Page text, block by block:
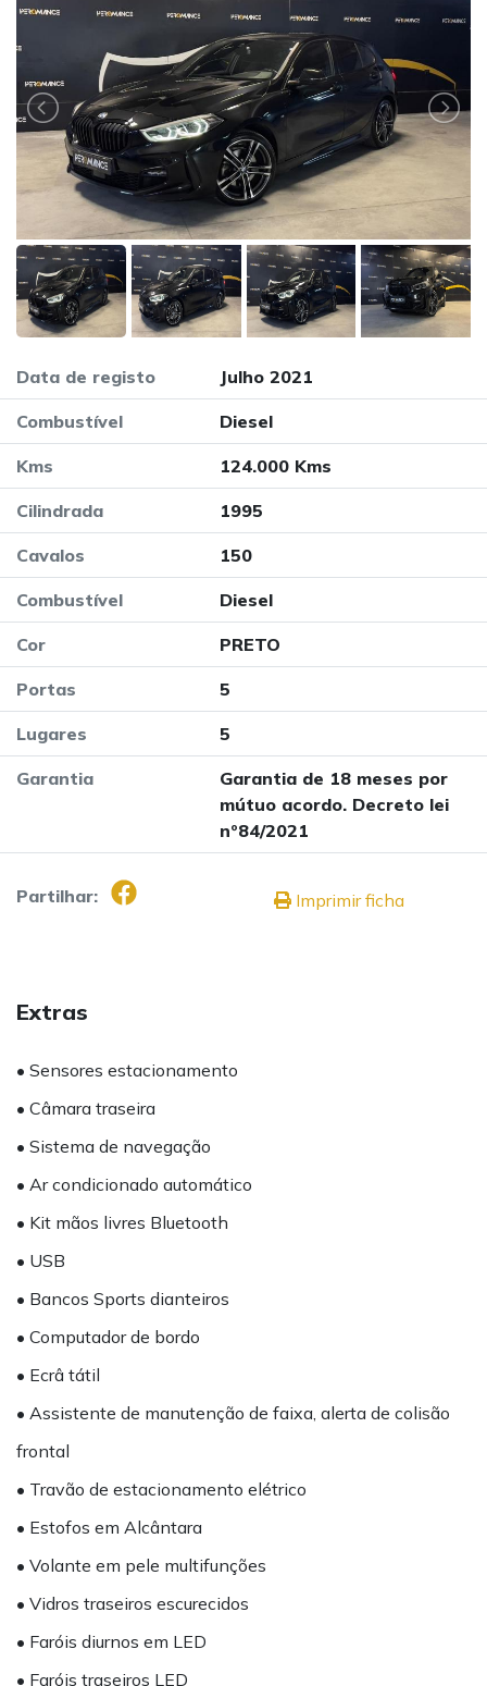
Data de registo Julho 2021
Combustível Diesel
Kms 124.000 Kms
Cilindrada 1995
Cavalos 150
Combustível Diesel
Cor PRETO
Portas 5
Lugares 5
Garantia
Garantia de 18 meses por
mútuo acordo. Decreto lei
nº84/2021
Partilhar: Imprimir ficha
Extras
• Sensores estacionamento
• Câmara traseira
• Sistema de navegação
• Ar condicionado automático
• Kit mãos livres Bluetooth
• USB
• Bancos Sports dianteiros
• Computador de bordo
• Ecrâ tátil
• Assistente de manutenção de faixa, alerta de colisão
frontal
• Travão de estacionamento elétrico
• Estofos em Alcântara
• Volante em pele multifunções
• Vidros traseiros escurecidos
• Faróis diurnos em LED
• Faróis traseiros LED